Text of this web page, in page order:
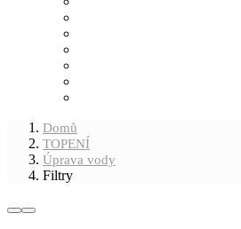
Domů
TOPENÍ
Úprava vody
Filtry